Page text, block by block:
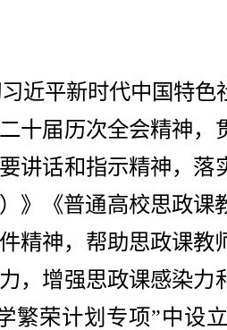
近平新时代中国特色
十届历次全会精神，
讲话和指示精神，落
》《普通高校思政课
精神，帮助思政课教
，增强思政课感染力
繁荣计划专项”中设